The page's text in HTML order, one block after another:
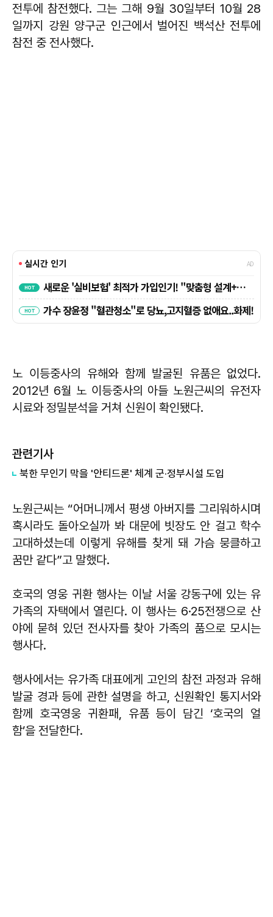
전투에 참전했다. 그는 그해 9월 30일부터 10월 28
일까지 강원 양구군 인근에서 벌어진 백석산 전투에
참전 중 전사했다.
노 이등중사의 유해와 함께 발굴된 유품은 없었다.
2012년 6월 노 이등중사의 아들 노원근씨의 유전자
시료와 정밀분석을 거쳐 신원이 확인됐다.
관련기사
​북한 무인기 막을 '안티드론' 체계 군·정부시설 도입
노원근씨는 “어머니께서 평생 아버지를 그리워하시며
혹시라도 돌아오실까 봐 대문에 빗장도 안 걸고 학수
고대하셨는데 이렇게 유해를 찾게 돼 가슴 뭉클하고
꿈만 같다”고 말했다.
호국의 영웅 귀환 행사는 이날 서울 강동구에 있는 유
가족의 자택에서 열린다. 이 행사는 6·25전쟁으로 산
야에 묻혀 있던 전사자를 찾아 가족의 품으로 모시는
행사다.
행사에서는 유가족 대표에게 고인의 참전 과정과 유해
발굴 경과 등에 관한 설명을 하고, 신원확인 통지서와
함께 호국영웅 귀환패, 유품 등이 담긴 ‘호국의 얼
함’을 전달한다.